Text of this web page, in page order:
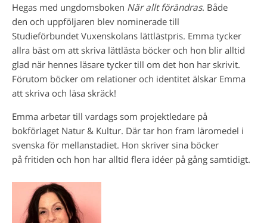
Hegas med ungdomsboken När allt förändras. Både
den och uppföljaren blev nominerade till
Studieförbundet Vuxenskolans lättlästpris. Emma tycker
allra bäst om att skriva lättlästa böcker och hon blir alltid
glad när hennes läsare tycker till om det hon har skrivit.
Förutom böcker om relationer och identitet älskar Emma
att skriva och läsa skräck!
Emma arbetar till vardags som projektledare på
bokförlaget Natur & Kultur. Där tar hon fram läromedel i
svenska för mellanstadiet. Hon skriver sina böcker
på fritiden och hon har alltid flera idéer på gång samtidigt.